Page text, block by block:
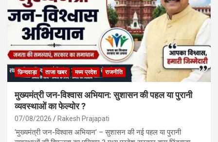
छिन्दवाड़ा ताजा खबर मध्य प्रदेश राजनीति
मुख्यमंत्री जन-विश्वास अभियान: सुशासन की पहल या पुरानी
व्यवस्थाओं का फेल्योर ?
07/08/2026 Rakesh Prajapati
‘मुख्यमंत्री जन-विश्वास अभियान’ – सुशासन की नई पहल या पुरानी